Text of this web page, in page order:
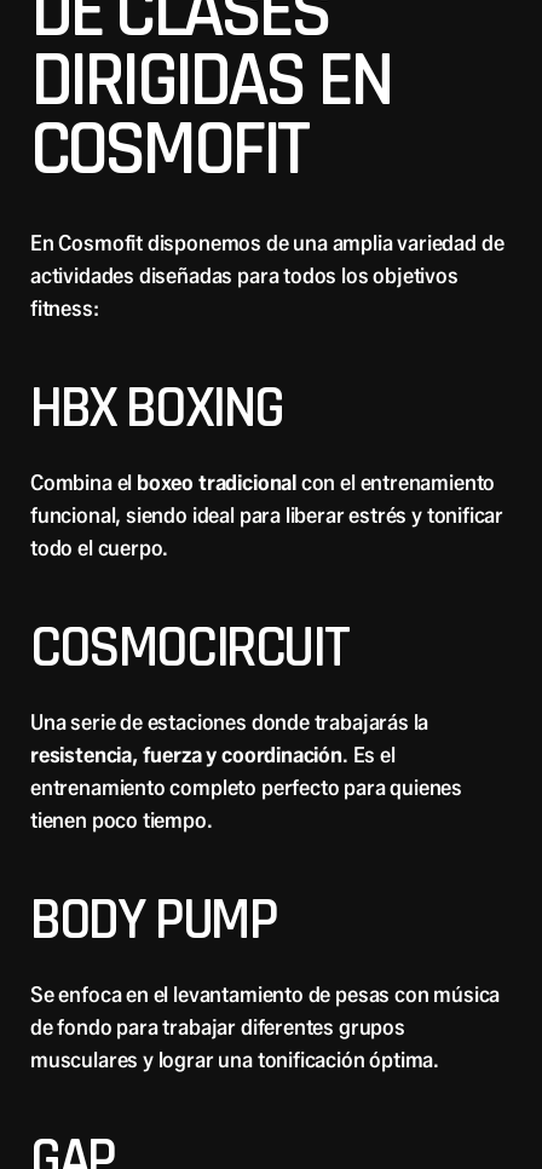
DIRIGIDAS EN
COSMOFIT
En Cosmofit disponemos de una amplia variedad de
actividades diseñadas para todos los objetivos
fitness:
HBX BOXING
Combina el boxeo tradicionalcon el entrenamiento
funcional, siendo ideal para liberar estrés y tonificar
todo el cuerpo.
COSMOCIRCUIT
Una serie de estaciones donde trabajarás la
resistencia, fuerza y coordinación. Es el
entrenamiento completo perfecto para quienes
tienen poco tiempo.
BODY PUMP
Se enfoca en el levantamiento de pesas con música
de fondo para trabajar diferentes grupos
musculares y lograr una tonificación óptima.